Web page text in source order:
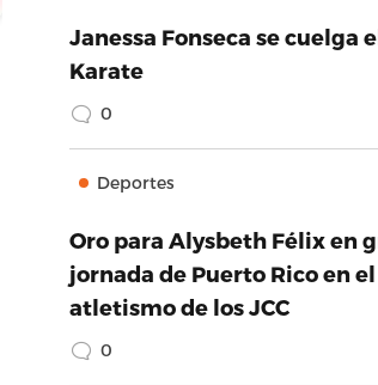
Janessa Fonseca se cuelga
Karate
0
Deportes
Oro para Alysbeth Félix en
jornada de Puerto Rico en el
atletismo de los JCC
0